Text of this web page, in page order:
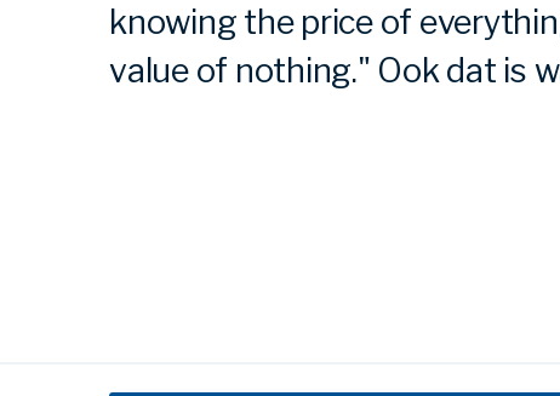
knowing the price of
value of nothing." Ook dat is